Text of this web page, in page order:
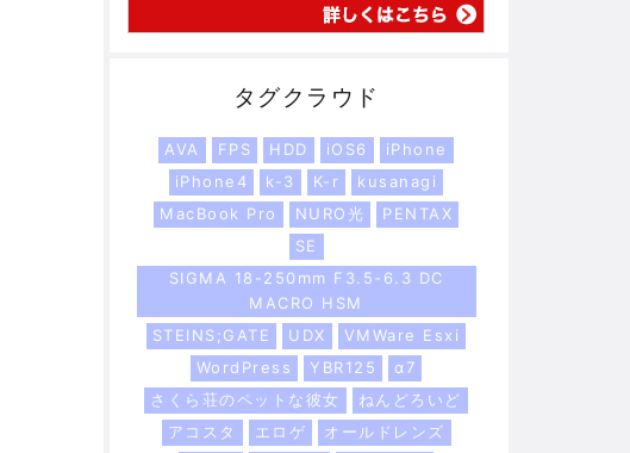
タグクラウド
AVA FPS HDD iOS6
iPhone
iPhone4
k-3 K-r
kusanagi
MacBook Pro
NURO光
PENTAX
SE
SIGMA 18-250mm F3.5-6.3 DC
MACRO HSM
STEINS;GATE
UDX
VMWare Esxi
WordPress
YBR125
α7
さくら荘のペットな彼女
ねんどろいど
アコスタ
エロゲ
オールドレンズ